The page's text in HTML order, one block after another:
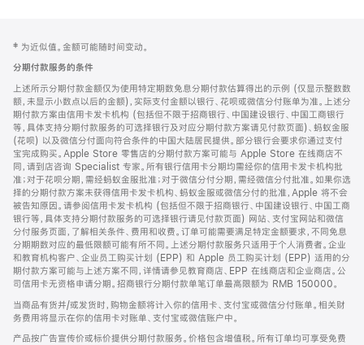
页
页
脚
注
‡ 为近似值。金额可能随时间变动。
分期付款服务的条件
上述所示分期付款金额仅为使用特定期数免息分期付款估算得出的示例 (仅显示整数数
额，未显示小数点以后的金额)，实际支付金额以银行、花呗或微信分付账单为准。上述分
期付款方案由信用卡发卡机构 (包括但不限于招商银行、中国建设银行、中国工商银行
等，具体支持分期付款服务的可选择银行及对应分期付款方案请见付款页面)、蚂蚁金服
(花呗) 以及微信分付面向符合条件的中国大陆居民提供。部分银行会要求你通过支付
宝完成购买。Apple Store 零售店的分期付款方案可能与 Apple Store 在线商店不
同，请到店咨询 Specialist 专家。所有银行信用卡分期均需经你的信用卡发卡机构批
准；对于花呗分期，需经蚂蚁金服批准；对于微信分付分期，需经微信分付批准。如果你选
择的分期付款方案未获得信用卡发卡机构、蚂蚁金服或微信分付的批准，Apple 将不会
被告知原因。请参阅信用卡发卡机构 (包括但不限于招商银行、中国建设银行、中国工商
银行等，具体支持分期付款服务的可选择银行请见付款页面) 网站、支付宝网站和微信
分付服务页面，了解相关条件、费用和收费。订单可能需要满足特定金额要求，不同免息
分期期数对应的最低限额可能有所不同。上述分期付款服务只适用于个人消费者。企业
和教育机构客户、企业员工购买计划 (EPP) 和 Apple 员工购买计划 (EPP) 适用的分
期付款方案可能与上述方案不同，详情请参见教育商店、EPP 在线商店和企业商店。公
司信用卡无资格申请分期。招商银行分期付款单笔订单最高限额为 RMB 150000。
当商品有货并/或发货时，购物金额将计入你的信用卡、支付宝或微信分付账单。相关财
务费用将显示在你的信用卡对账单、支付宝或微信账户中。
产品按广告宣传价或标价提供分期付款服务。价格包含增值税。所有订单均可享受免费